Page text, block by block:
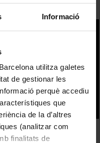
Informació
utilitza galetes
de gestionar les
perquè accediu
que
de la d’altres
(analitzar com
finalitats de
diàleg amb Antonio